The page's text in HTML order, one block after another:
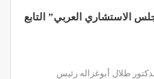
الاستشاري العربي” التابع
طلال أبوغزاله رئيس